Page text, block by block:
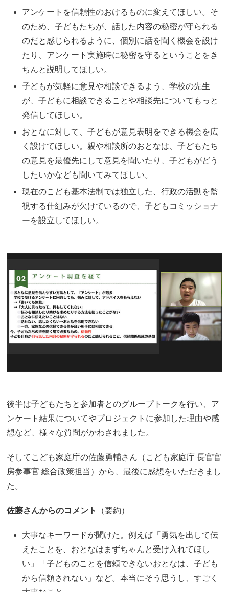
アンケートを信頼性のおけるものに変えてほしい。そ
のため、子どもたちが、話した内容の秘密が守られる
のだと感じられるように、個別に話を聞く機会を設け
たり、アンケート実施時に秘密を守るということをき
ちんと説明してほしい。
子どもが気軽に意見や相談できるよう、学校の先生
が、子どもに相談できることや相談先についてもっと
発信してほしい。
おとなに対して、子どもが意見表明をできる機会を広
く設けてほしい。親や相談所のおとなは、子どもたち
の意見を最優先にして意見を聞いたり、子どもがどう
したいかなども聞いてみてほしい。
現在のこども基本法制では独立した、行政の活動を監
視する仕組みが欠けているので、子どもコミッショナ
ーを設立してほしい。
後半は子どもたちと参加者とのグループトークを行い、ア
ンケート結果についてやプロジェクトに参加した理由や感
想など、様々な質問がかわされました。
そしてこども家庭庁の佐藤勇輔さん（こども家庭庁 長官官
房参事官 総合政策担当）から、最後に感想をいただきまし
た。
佐藤さんからのコメント （要約）
大事なキーワードが聞けた。例えば「勇気を出して伝
えたことを、おとなはまずちゃんと受け入れてほし
い」「子どものことを信頼できないおとなは、子ども
から信頼されない」など。本当にそう思うし、すごく